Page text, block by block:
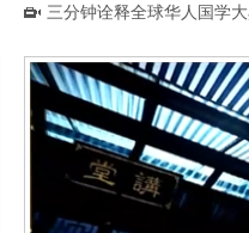
三分钟诠释全球华人国学